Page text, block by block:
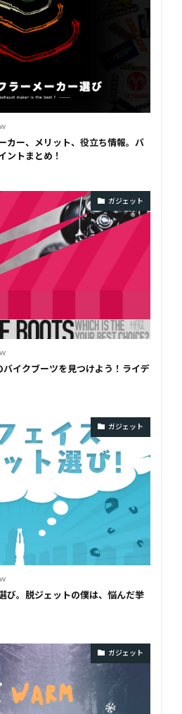
カー、メリット、役立ち情報。バ
ントまとめ！
ガジェット
イクブーツを見つけよう！ライデ
ガジェット
び。脱ジェットの僕は、悩んだ挙
ガジェット